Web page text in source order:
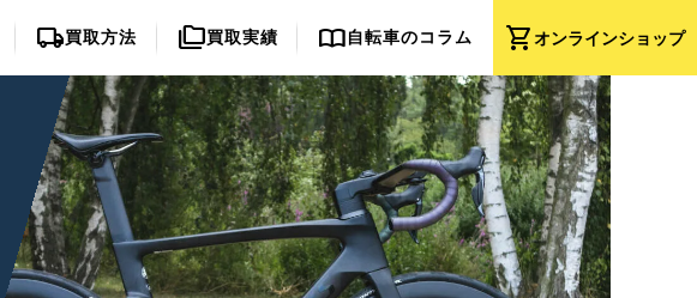
shopping_cartオンラインショップ
local_shipping買取方法 folder_copy買取実績 import_contacts自転車のコラム